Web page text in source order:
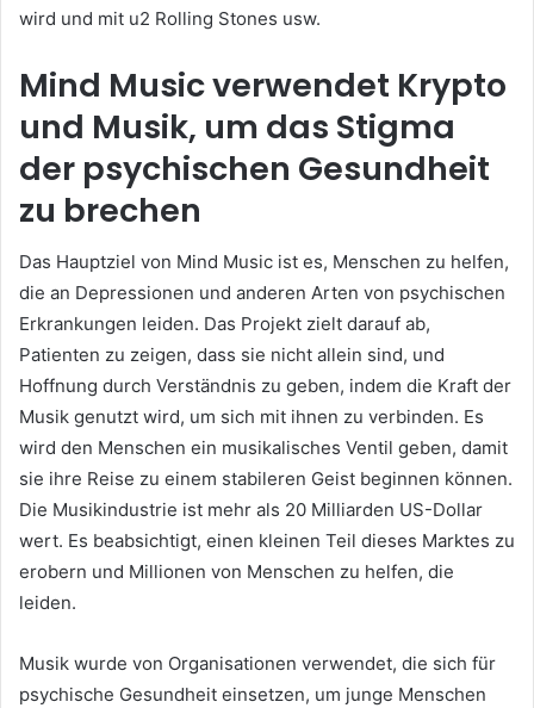
wird und mit u2 Rolling Stones usw.
Mind Music verwendet Krypto
und Musik, um das Stigma
der psychischen Gesundheit
zu brechen
Das Hauptziel von Mind Music ist es, Menschen zu helfen,
die an Depressionen und anderen Arten von psychischen
Erkrankungen leiden. Das Projekt zielt darauf ab,
Patienten zu zeigen, dass sie nicht allein sind, und
Hoffnung durch Verständnis zu geben, indem die Kraft der
Musik genutzt wird, um sich mit ihnen zu verbinden. Es
wird den Menschen ein musikalisches Ventil geben, damit
sie ihre Reise zu einem stabileren Geist beginnen können.
Die Musikindustrie ist mehr als 20 Milliarden US-Dollar
wert. Es beabsichtigt, einen kleinen Teil dieses Marktes zu
erobern und Millionen von Menschen zu helfen, die
leiden.
Musik wurde von Organisationen verwendet, die sich für
psychische Gesundheit einsetzen, um junge Menschen